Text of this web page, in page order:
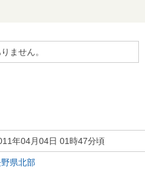
ません。
年04月04日 01時47分頃
県北部